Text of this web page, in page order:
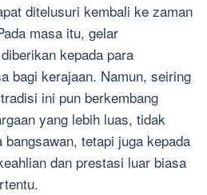
ditelusuri kembali ke zaman
masa itu, gelar
kepada para
bagi kerajaan. Namun, seiring
ini pun berkembang
yang lebih luas, tidak
tetapi juga kepada
dan prestasi luar biasa